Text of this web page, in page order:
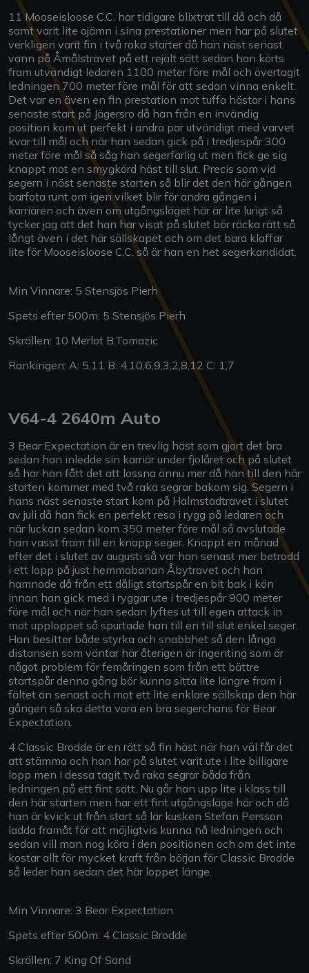
11 Mooseisloose C.C. har tidigare blixtrat till då och då
samt varit lite ojämn i sina prestationer men har på slutet
verkligen varit fin i två raka starter då han näst senast
vann på Åmålstravet på ett rejält sätt sedan han körts
fram utvändigt ledaren 1100 meter före mål och övertagit
ledningen 700 meter före mål för att sedan vinna enkelt.
Det var en även en fin prestation mot tuffa hästar i hans
senaste start på Jägersro då han från en invändig
position kom ut perfekt i andra par utvändigt med varvet
kvar till mål och när han sedan gick på i tredjespår 300
meter före mål så såg han segerfarlig ut men fick ge sig
knappt mot en smygkörd häst till slut. Precis som vid
segern i näst senaste starten så blir det den här gången
barfota runt om igen vilket blir för andra gången i
karriären och även om utgångsläget här är lite lurigt så
tycker jag att det han har visat på slutet bör räcka rätt så
långt även i det här sällskapet och om det bara klaffar
lite för Mooseisloose C.C. så är han en het segerkandidat.
Min Vinnare: 5 Stensjös Pierh
Spets efter 500m: 5 Stensjös Pierh
Skrällen: 10 Merlot B.Tomazic
Rankingen: A: 5,11 B: 4,10,6,9,3,2,8,12 C: 1,7
V64-4 2640m Auto
3 Bear Expectation är en trevlig häst som gjort det bra
sedan han inledde sin karriär under fjolåret och på slutet
så har han fått det att lossna ännu mer då han till den här
starten kommer med två raka segrar bakom sig. Segern i
hans näst senaste start kom på Halmstadtravet i slutet
av juli då han fick en perfekt resa i rygg på ledaren och
när luckan sedan kom 350 meter före mål så avslutade
han vasst fram till en knapp seger. Knappt en månad
efter det i slutet av augusti så var han senast mer betrodd
i ett lopp på just hemmabanan Åbytravet och han
hamnade då från ett dåligt startspår en bit bak i kön
innan han gick med i ryggar ute i tredjespår 900 meter
före mål och när han sedan lyftes ut till egen attack in
mot upploppet så spurtade han till en till slut enkel seger.
Han besitter både styrka och snabbhet så den långa
distansen som väntar här återigen är ingenting som är
något problem för femåringen som från ett bättre
startspår denna gång bör kunna sitta lite längre fram i
fältet än senast och mot ett lite enklare sällskap den här
gången så ska detta vara en bra segerchans för Bear
Expectation.
4 Classic Brodde är en rätt så fin häst när han väl får det
att stämma och han har på slutet varit ute i lite billigare
lopp men i dessa tagit två raka segrar båda från
ledningen på ett fint sätt. Nu går han upp lite i klass till
den här starten men har ett fint utgångsläge här och då
han är kvick ut från start så lär kusken Stefan Persson
ladda framåt för att möjligtvis kunna nå ledningen och
sedan vill man nog köra i den positionen och om det inte
kostar allt för mycket kraft från början för Classic Brodde
så leder han sedan det här loppet länge.
Min Vinnare: 3 Bear Expectation
Spets efter 500m: 4 Classic Brodde
Skrällen: 7 King Of Sand